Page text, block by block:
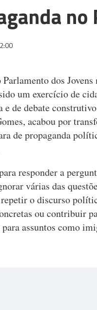
Parlamento dos
um exercício de
e de debate
acabou por
de propaganda
responder a
várias das
o discurso
ou contribuir
assuntos como